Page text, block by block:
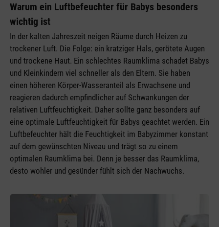
Warum ein Luftbefeuchter für Babys besonders
wichtig ist
In der kalten Jahreszeit neigen Räume durch Heizen zu
trockener Luft. Die Folge: ein kratziger Hals, gerötete Augen
und trockene Haut. Ein schlechtes Raumklima schadet Babys
und Kleinkindern viel schneller als den Eltern. Sie haben
einen höheren Körper-Wasseranteil als Erwachsene und
reagieren dadurch empfindlicher auf Schwankungen der
relativen Luftfeuchtigkeit. Daher sollte ganz besonders auf
eine optimale Luftfeuchtigkeit für Babys geachtet werden. Ein
Luftbefeuchter hält die Feuchtigkeit im Babyzimmer konstant
auf dem gewünschten Niveau und trägt so zu einem
optimalen Raumklima bei. Denn je besser das Raumklima,
desto wohler und gesünder fühlt sich der Nachwuchs.